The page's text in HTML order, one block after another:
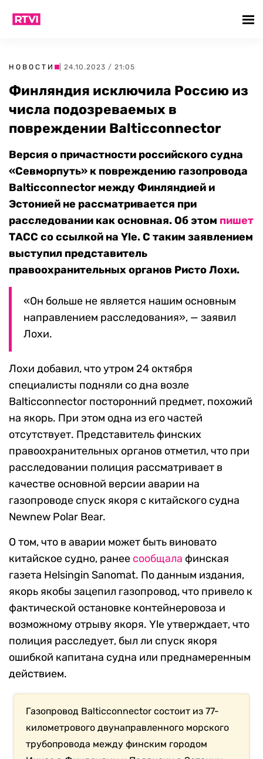
НОВОСТИ | 24.10.2023 / 21:05
Финляндия исключила Россию из
числа подозреваемых в
повреждении Balticconnector
Версия о причастности российского судна
«Севморпуть» к повреждению газопровода
Balticconnector между Финляндией и
Эстонией не рассматривается при
расследовании как основная. Об этом пишет
ТАСС со ссылкой на Yle. С таким заявлением
выступил представитель
правоохранительных органов Ристо Лохи.
«Он больше не является нашим основным
направлением расследования», — заявил
Лохи.
Лохи добавил, что утром 24 октября
специалисты подняли со дна возле
Balticconnector посторонний предмет, похожий
на якорь. При этом одна из его частей
отсутствует. Представитель финских
правоохранительных органов отметил, что при
расследовании полиция рассматривает в
качестве основной версии аварии на
газопроводе спуск якоря с китайского судна
Newnew Polar Bear.
О том, что в аварии может быть виновато
китайское судно, ранее сообщала финская
газета Helsingin Sanomat. По данным издания,
якорь якобы зацепил газопровод, что привело к
фактической остановке контейнеровоза и
возможному отрыву якоря. Yle утверждает, что
полиция расследует, был ли спуск якоря
ошибкой капитана судна или преднамеренным
действием.
Газопровод Balticconnector состоит из 77-
километрового двунаправленного морского
трубопровода между финским городом